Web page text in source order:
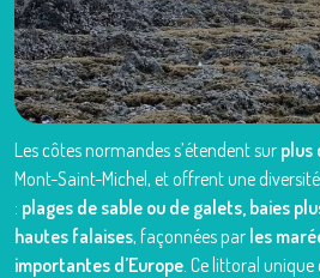
Les côtes normandes s’étendent sur plus
Mont-Saint-Michel, et offrent une
: plages de sable ou de galets, baies
hautes falaises, façonnées par les
importantes d’Europe. Ce littoral